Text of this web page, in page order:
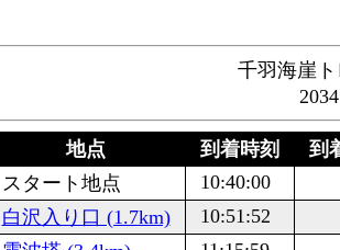
千羽海崖
地点 到着時刻
到
スタート地点
10:40:00
白沢入り口 (1.7km)
10:51:52